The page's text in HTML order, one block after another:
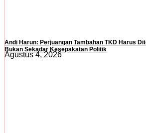
Andi Harun: Perjuangan Tambahan TKD Harus
Bukan Sekadar Kesepakatan Politik
Agustus 4, 2026